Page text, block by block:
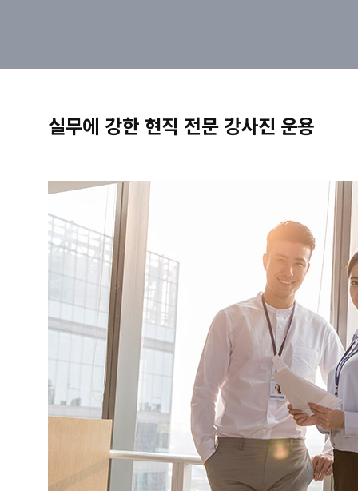
실무에 강한 현직 전문 강사진 운용